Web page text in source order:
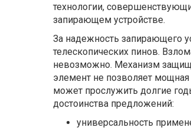
технологии,
запирающем устройстве.
За надежность запирающего
телескопических пинов.
невозможно. Механизм
элемент не позволяет
может прослужить долгие
достоинства предложений:
универсальность